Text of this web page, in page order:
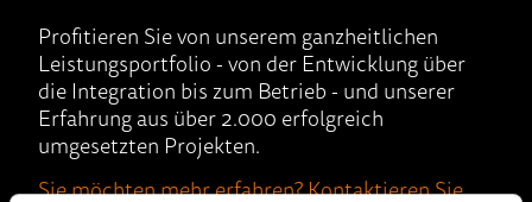
Profitieren Sie von unserem ganzheitlichen
Leistungsportfolio - von der Entwicklung über
die Integration bis zum Betrieb - und unserer
Erfahrung aus über 2.000 erfolgreich
umgesetzten Projekten.
Sie möchten mehr erfahren? Kontaktieren Sie